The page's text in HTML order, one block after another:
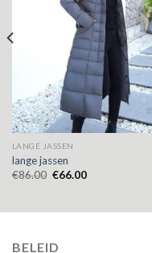
LANGE JASSEN
lange jassen
€86.00 €66.00
BELEID